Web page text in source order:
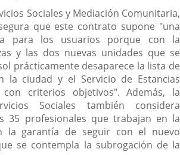
Sociales y Mediación Comunitaria,
que este contrato supone "una
para los usuarios porque con la
y las dos nuevas unidades que se
prácticamente desaparece la lista de
la ciudad y el Servicio de Estancias
criterios objetivos". Además, la
Sociales también considera
35 profesionales que trabajan en la
la garantía de seguir con el nuevo
se contempla la subrogación de la